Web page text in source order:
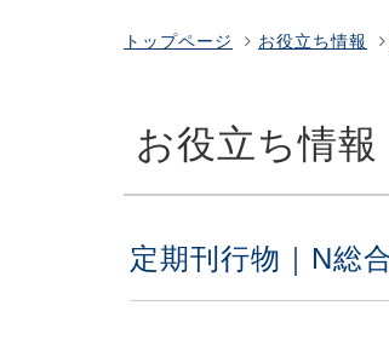
トップページ お役立ち情報
お役立ち情報
定期刊行物｜N総